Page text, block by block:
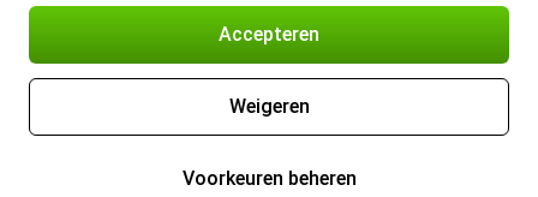
Accepteren
Weigeren
Voorkeuren beheren